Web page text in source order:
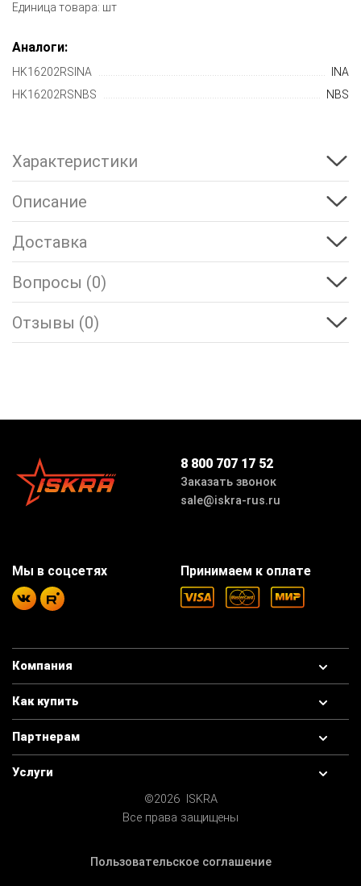
Единица товара: шт
Аналоги:
HK16202RSINA
INA
HK16202RSNBS
NBS
Характеристики
Описание
Доставка
Вопросы (0)
Отзывы (0)
8 800 707 17 52
Заказать звонок
sale@iskra-rus.ru
Компания
Как купить
Партнерам
Услуги
©2026 ISKRA
Все права защищены
Пользовательское соглашение
Принимаем к оплате
Мы в соцсетях